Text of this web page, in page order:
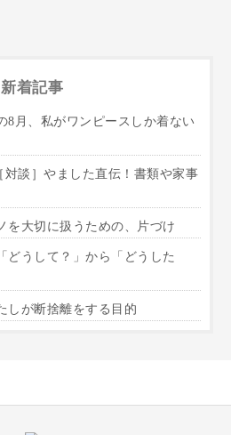
新着記事
8月、私がワンピースしか着ない
対談］やました直伝！書類や家事
を大切に扱うための、片づけ
どうして？」から「どうした
しが断捨離をする目的